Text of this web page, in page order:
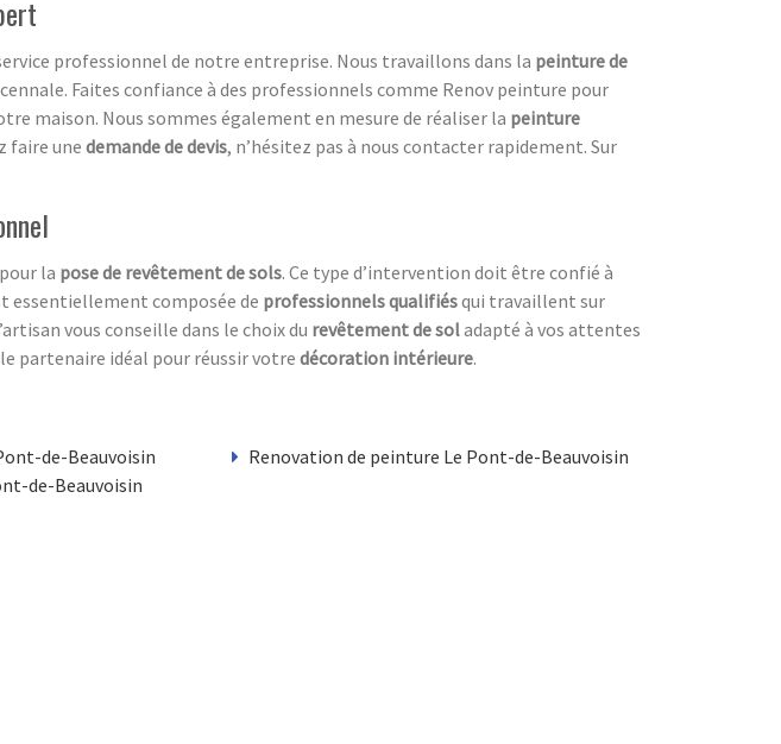
professionnel de notre entreprise. Nous travaillons dans la peinture de
Faites confiance à des professionnels comme Renov peinture pour
maison. Nous sommes également en mesure de réaliser la peinture
faire une demande de devis, n’hésitez pas à nous contacter rapidement. Sur
la pose de revêtement de sols. Ce type d’intervention doit être confié à
essentiellement composée de professionnels qualifiésqui travaillent sur
vous conseille dans le choix du revêtement de soladapté à vos attentes
partenaire idéal pour réussir votre décoration intérieure.
de-Beauvoisin
de-Beauvoisin
Renovation de peinture Le Pont-de-Beauvoisin